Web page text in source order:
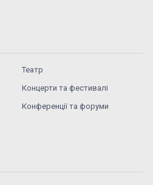
Театр
Концерти та фестивалі
Конференції та форуми